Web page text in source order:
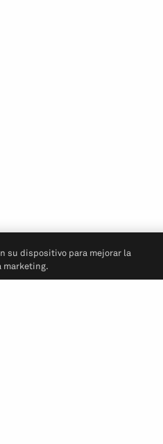
su dispositivo para mejorar la
marketing.